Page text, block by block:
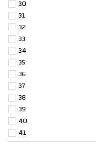
30
31
32
33
34
35
36
37
38
39
40
41